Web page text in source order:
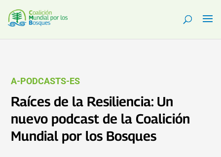
A-PODCASTS-ES
Raíces de la Resiliencia: Un
nuevo podcast de la Coalición
Mundial por los Bosques